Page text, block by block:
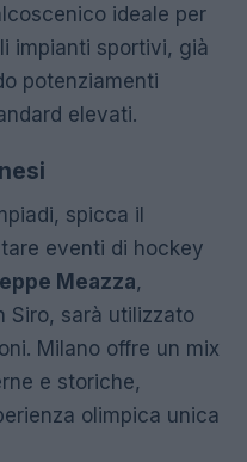
ideale per
impianti sportivi, già
potenziamenti
elevati.
spicca il
eventi di hockey
Meazza,
Siro, sarà utilizzato
Milano offre un mix
e storiche,
olimpica unica